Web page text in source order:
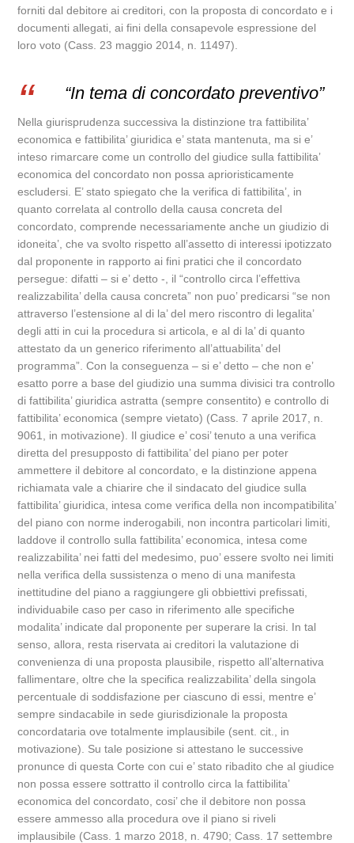
forniti dal debitore ai creditori, con la proposta di concordato e i
documenti allegati, ai fini della consapevole espressione del
loro voto (Cass. 23 maggio 2014, n. 11497).
“In tema di concordato preventivo”
Nella giurisprudenza successiva la distinzione tra fattibilita’
economica e fattibilita’ giuridica e’ stata mantenuta, ma si e’
inteso rimarcare come un controllo del giudice sulla fattibilita’
economica del concordato non possa aprioristicamente
escludersi. E’ stato spiegato che la verifica di fattibilita’, in
quanto correlata al controllo della causa concreta del
concordato, comprende necessariamente anche un giudizio di
idoneita’, che va svolto rispetto all’assetto di interessi ipotizzato
dal proponente in rapporto ai fini pratici che il concordato
persegue: difatti – si e’ detto -, il “controllo circa l’effettiva
realizzabilita’ della causa concreta” non puo’ predicarsi “se non
attraverso l’estensione al di la’ del mero riscontro di legalita’
degli atti in cui la procedura si articola, e al di la’ di quanto
attestato da un generico riferimento all’attuabilita’ del
programma”. Con la conseguenza – si e’ detto – che non e’
esatto porre a base del giudizio una summa divisici tra controllo
di fattibilita’ giuridica astratta (sempre consentito) e controllo di
fattibilita’ economica (sempre vietato) (Cass. 7 aprile 2017, n.
9061, in motivazione). Il giudice e’ cosi’ tenuto a una verifica
diretta del presupposto di fattibilita’ del piano per poter
ammettere il debitore al concordato, e la distinzione appena
richiamata vale a chiarire che il sindacato del giudice sulla
fattibilita’ giuridica, intesa come verifica della non incompatibilita’
del piano con norme inderogabili, non incontra particolari limiti,
laddove il controllo sulla fattibilita’ economica, intesa come
realizzabilita’ nei fatti del medesimo, puo’ essere svolto nei limiti
nella verifica della sussistenza o meno di una manifesta
inettitudine del piano a raggiungere gli obbiettivi prefissati,
individuabile caso per caso in riferimento alle specifiche
modalita’ indicate dal proponente per superare la crisi. In tal
senso, allora, resta riservata ai creditori la valutazione di
convenienza di una proposta plausibile, rispetto all’alternativa
fallimentare, oltre che la specifica realizzabilita’ della singola
percentuale di soddisfazione per ciascuno di essi, mentre e’
sempre sindacabile in sede giurisdizionale la proposta
concordataria ove totalmente implausibile (sent. cit., in
motivazione). Su tale posizione si attestano le successive
pronunce di questa Corte con cui e’ stato ribadito che al giudice
non possa essere sottratto il controllo circa la fattibilita’
economica del concordato, cosi’ che il debitore non possa
essere ammesso alla procedura ove il piano si riveli
implausibile (Cass. 1 marzo 2018, n. 4790; Cass. 17 settembre